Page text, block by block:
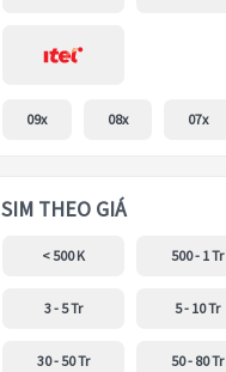
09x 08x 07x
SIM THEO GIÁ
< 500 K 500 - 1 Tr
3 - 5 Tr 5 - 10 Tr
30 - 50 Tr 50 - 80 Tr